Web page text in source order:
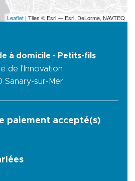
Leaflet | Tiles © Esri — Esri, DeLorme, NAVTEQ
à domicile - Petits-fils
de l'Innovation
Sanary-sur-Mer
paiement accepté(s)